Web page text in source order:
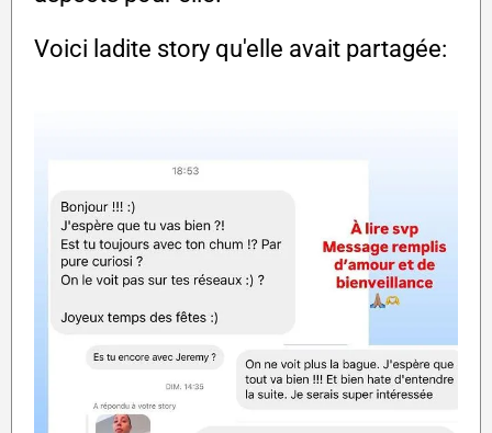
Voici ladite story qu'elle avait partagée: